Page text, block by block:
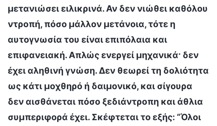
μετανιώσει ειλικρινά. Αν δεν νιώθει καθόλου
ντροπή, πόσο μάλλον μετάνοια, τότε η
αυτογνωσία του είναι επιπόλαια και
επιφανειακή. Απλώς ενεργεί μηχανικά· δεν
έχει αληθινή γνώση. Δεν θεωρεί τη δολιότητα
ως κάτι μοχθηρό ή δαιμονικό, και σίγουρα
δεν αισθάνεται πόσο ξεδιάντροπη και άθλια
συμπεριφορά έχει. Σκέφτεται το εξής: “Όλοι